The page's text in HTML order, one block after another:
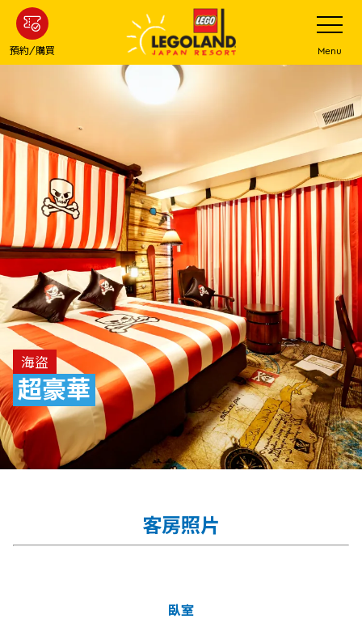
步
主
容
預約/購買
打
開
網
站
菜
單
Menu
海盜
超豪華
客房照片
臥室